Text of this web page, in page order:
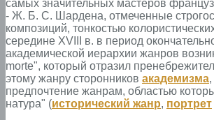
самых значительных мастеров
- Ж. Б. С. Шардена, отмеченные
композиций, тонкостью
середине XVIII в. в период
академической иерархии жанров
morte", который отразил
этому жанру сторонников академизма
предпочтение жанрам, областью
натура" (исторический жанр, портрет